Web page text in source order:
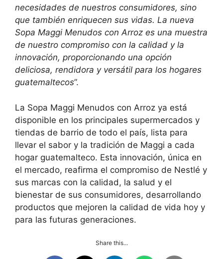
necesidades de nuestros consumidores, sino
que también enriquecen sus vidas. La nueva
Sopa Maggi Menudos con Arroz es una muestra
de nuestro compromiso con la calidad y la
innovación, proporcionando una opción
deliciosa, rendidora y versátil para los hogares
guatemaltecos”.
La Sopa Maggi Menudos con Arroz ya está
disponible en los principales supermercados y
tiendas de barrio de todo el país, lista para
llevar el sabor y la tradición de Maggi a cada
hogar guatemalteco. Esta innovación, única en
el mercado, reafirma el compromiso de Nestlé y
sus marcas con la calidad, la salud y el
bienestar de sus consumidores, desarrollando
productos que mejoren la calidad de vida hoy y
para las futuras generaciones.
Share this...